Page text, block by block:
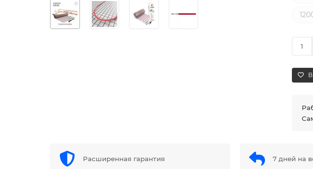
Расширенная гарантия 7 дней на